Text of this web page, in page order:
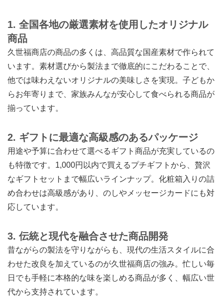
1. 全国各地の厳選素材を使用したオリジナル
商品
久世福商店の商品の多くは、高品質な国産素材で作られて
います。素材選びから製法まで徹底的にこだわることで、
他では味わえないオリジナルの美味しさを実現。子どもか
らお年寄りまで、家族みんなが安心して食べられる商品が
揃っています。
2. ギフトに最適な高級感のあるパッケージ
用途や予算に合わせて選べるギフト商品が充実しているの
も特徴です。1,000円以内で買えるプチギフトから、贅沢
なギフトセットまで幅広いラインナップ。化粧箱入りの詰
め合わせは高級感があり、のしやメッセージカードにも対
応しています。
3. 伝統と現代を融合させた商品開発
昔ながらの製法を守りながらも、現代の生活スタイルに合
わせた改良を加えているのが久世福商店の強み。忙しい毎
日でも手軽に本格的な味を楽しめる商品が多く、幅広い世
代から支持されています。